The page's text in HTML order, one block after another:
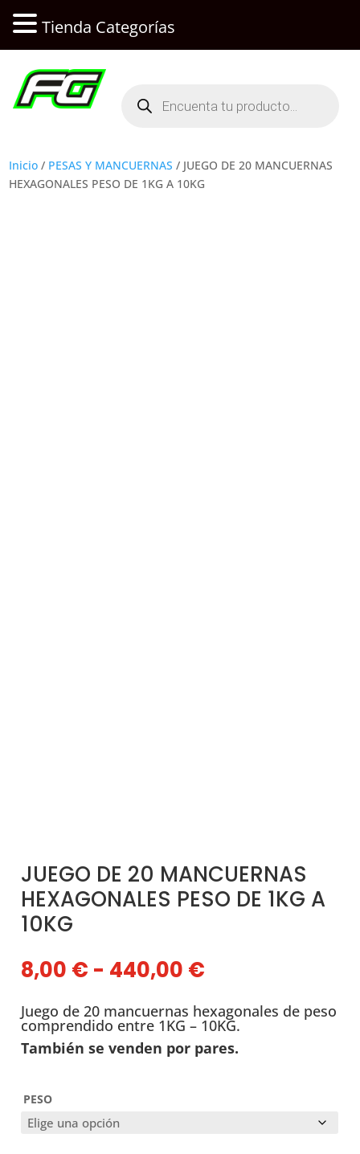
productos
Inicio / PESAS Y MANCUERNAS / JUEGO DE 20 MANCUERNAS
HEXAGONALES PESO DE 1KG A 10KG
JUEGO DE 20 MANCUERNAS
HEXAGONALES PESO DE 1KG A
10KG
8,00 € - 440,00 €
precios:
desde
8,00 €
hasta
Juego de 20 mancuernas hexagonales de peso
comprendido entre 1KG – 10KG.
También se venden por pares.
PESO
Tienda Categorías